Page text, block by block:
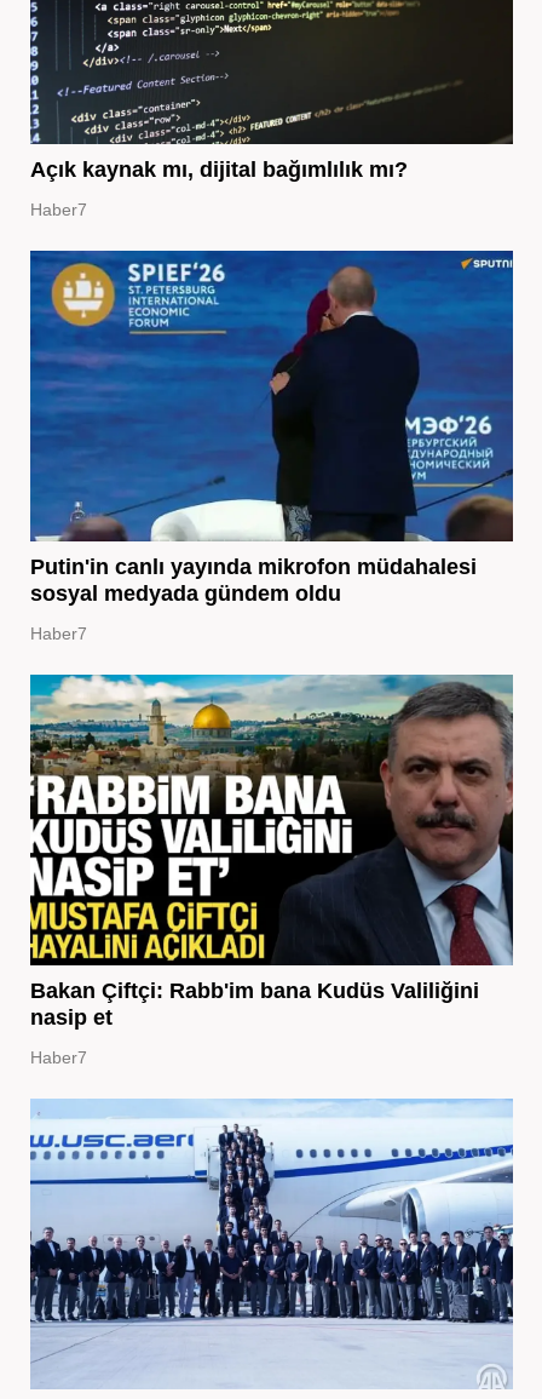
Açık kaynak mı, dijital bağımlılık mı?
Haber7
Putin'in canlı yayında mikrofon müdahalesi
sosyal medyada gündem oldu
Haber7
Bakan Çiftçi: Rabb'im bana Kudüs Valiliğini
nasip et
Haber7